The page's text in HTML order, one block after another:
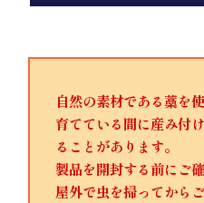
自然の素材である藁を
育てている間に産み付
ることがあります。
製品を開封する前にご
屋外で虫を掃ってから